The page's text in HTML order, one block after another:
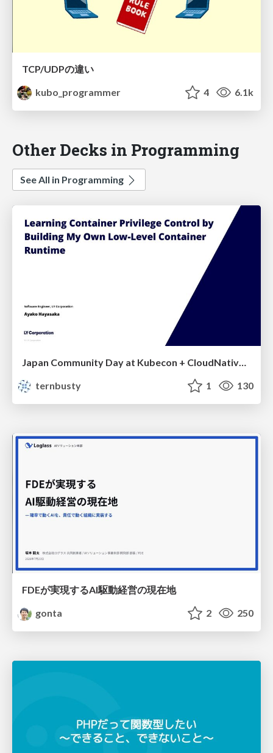
TCP/UDPの違い
kubo_programmer
4 6.1k
Other Decks in Programming
See All in Programming
ternbusty
1 130
FDEが実現するAI駆動経営の現在地
gonta
2 250